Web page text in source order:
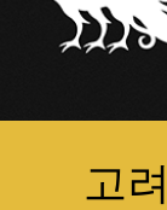
고려